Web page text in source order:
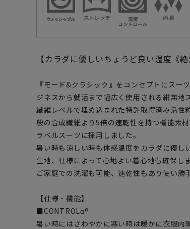
【カラダに優しいちょうど良い温度《
『モード&クラシック』をコンセプトにスー
ジネスから就活まで幅広く使用される紺無地
繊維レベルで埋め込まれた特許取得済み活性
般の合成繊維より5倍の速乾性を持つ機能素
ラベルスーツに採用しました。
暑い時も涼しい時も体感温度をカラダに優し
生地、仕様によって心地よい着心地も確保し
ご家庭での洗濯も可能、速乾性もあり使い勝
【仕様・機能】
■CONTROLα®
暑い時にはさわやかに寒い時は暖かに衣服内